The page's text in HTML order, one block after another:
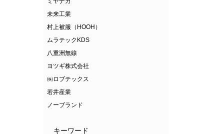
未来工業
村上被服（HOOH）
ムラテックKDS
八重洲無線
ヨツギ株式会社
㈱ロブテックス
若井産業
ノーブランド
キーワード